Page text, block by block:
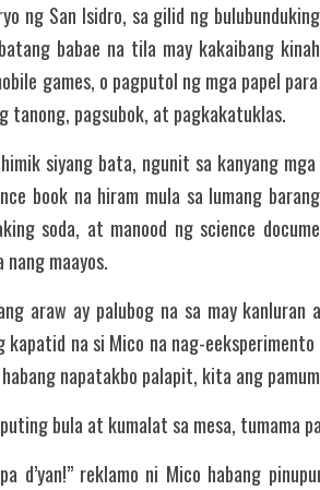
ng San Isidro, sa gilid ng
babae na tila may kakaibang
games, o pagputol ng mga papel
tanong, pagsubok, at pagkakatuklas.
siyang bata, ngunit sa kanyang
book na hiram mula sa lumang
soda, at manood ng science
maayos.
araw ay palubog na sa may
kapatid na si Mico na nag-
napatakbo palapit, kita ang
bula at kumalat sa mesa, tumama
d’yan!” reklamo ni Mico habang